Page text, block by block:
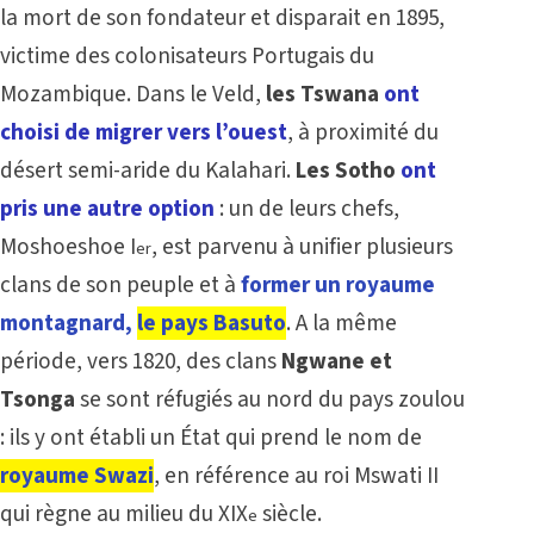
la mort de son fondateur et disparait en 1895,
victime des colonisateurs Portugais du
Mozambique. Dans le Veld, les Tswana ont
choisi de migrer vers l’ouest, à proximité du
désert semi-aride du Kalahari. Les Sotho ont
pris une autre option : un de leurs chefs,
Moshoeshoe Ier, est parvenu à unifier plusieurs
clans de son peuple et àformer un royaume
montagnard, le pays Basuto. A la même
période, vers 1820, des clansNgwane et
Tsongase sont réfugiés au nord du pays zoulou
: ils y ont établi un État qui prend le nom de
royaume Swazi, en référence au roi Mswati II
qui règne au milieu du XIXe siècle.